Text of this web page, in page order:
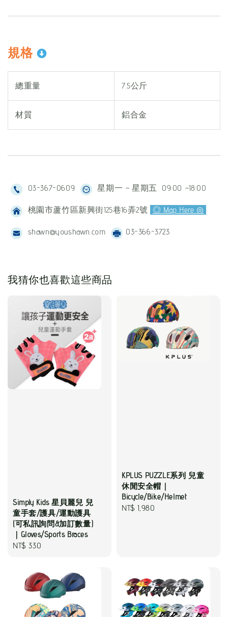
規格
總重量 7.5公斤
材質 鋁合金
03-367-0609 星期一 ~ 星期五 09:00 ~18:00
桃園市蘆竹區新興街125巷16弄2號 ◎ Map Here ◎
shawn@youshawn.com 03-366-3723
我猜你也喜歡這些商品
Simply Kids 星貝麗兒 兒
童手套/護具/運動護具
(可私訊詢問&加訂數量)
｜Gloves/Sports Braces
Regular
NT$ 330
KPLUS PUZZLE系列 兒童
休閒安全帽｜
Bicycle/Bike/Helmet
Regular
NT$ 1,980